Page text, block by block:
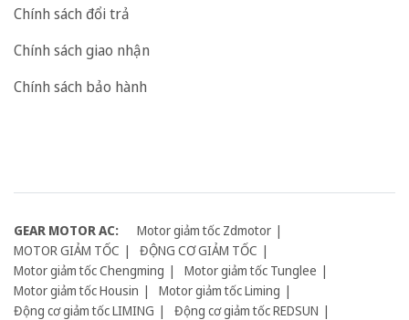
Chính sách đổi trả
Chính sách giao nhận
Chính sách bảo hành
GEAR MOTOR AC:
Motor giảm tốc Zdmotor
MOTOR GIẢM TỐC
ĐỘNG CƠ GIẢM TỐC
Motor giảm tốc Chengming
Motor giảm tốc Tunglee
Motor giảm tốc Housin
Motor giảm tốc Liming
Động cơ giảm tốc LIMING
Động cơ giảm tốc REDSUN